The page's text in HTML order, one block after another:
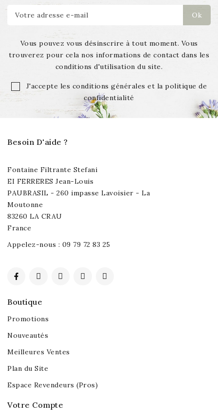
Vous pouvez vous désinscrire à tout moment. Vous
trouverez pour cela nos informations de contact dans les
conditions d'utilisation du site.
J'accepte les conditions générales et la politique de
confidentialité
Besoin D'aide ?
Fontaine Filtrante Stefani
EI FERRERES Jean-Louis
PAUBRASIL - 260 impasse Lavoisier - La
Moutonne
83260 LA CRAU
France
Appelez-nous : 09 79 72 83 25
Boutique
Promotions
Nouveautés
Meilleures Ventes
Plan du Site
Espace Revendeurs (Pros)
Votre Compte